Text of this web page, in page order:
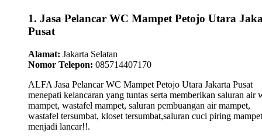
1. Jasa Pelancar WC Mampet Petojo Utara
Pusat
Alamat: Jakarta Selatan
Nomor Telepon: 085714407170
ALFA Jasa Pelancar WC Mampet Petojo Utara Jakarta Pusat
menepati kelancaran yang tuntas serta memberikan saluran air
mampet, wastafel mampet, saluran pembuangan air mampet,
wastafel tersumbat, kloset tersumbat,saluran cuci piring mampet
menjadi lancar!!.